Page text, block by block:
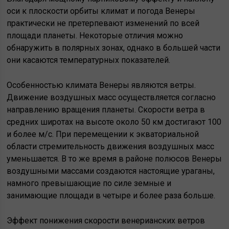
оси к плоскости орбиты климат и погода Венеры
практически не претерпевают изменений по всей
площади планеты. Некоторые отличия можно
обнаружить в полярных зонах, однако в большей части
они касаются температурных показателей.
Особенностью климата Венеры являются ветры.
Движение воздушных масс осуществляется согласно
направлению вращения планеты. Скорости ветра в
средних широтах на высоте около 50 км достигают 100
и более м/с. При перемещении к экваториальной
области стремительность движения воздушных масс
уменьшается. В то же время в районе полюсов Венеры
воздушными массами создаются настоящие ураганы,
намного превышающие по силе земные и
занимающие площади в четыре и более раза больше.
Эффект понижения скорости венерианских ветров